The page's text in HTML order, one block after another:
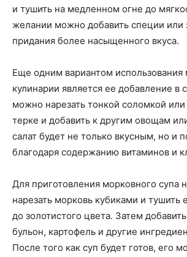
и тушить на медленном огне до
желании можно добавить специи или
придания более насыщенного вкуса.
Еще одним вариантом использования
кулинарии является ее добавление в
можно нарезать тонкой соломкой или
терке и добавить к другим овощам
салат будет не только вкусным, но и
благодаря содержанию витаминов и
Для приготовления морковного супа
нарезать морковь кубиками и тушить
до золотистого цвета. Затем
бульон, картофель и другие
После того как суп будет готов, его